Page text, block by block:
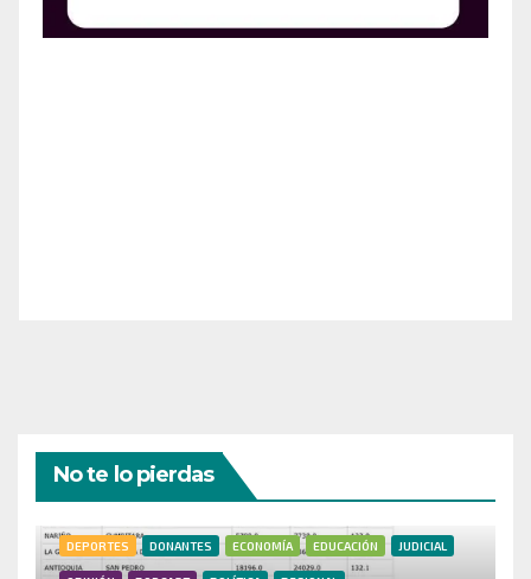
No te lo pierdas
DEPORTES DONANTES ECONOMÍA EDUCACIÓN JUDICIAL